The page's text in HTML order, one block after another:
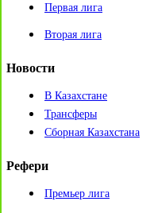
Первая лига
Вторая лига
Новости
В Казахстане
Трансферы
Сборная Казахстана
Рефери
Премьер лига